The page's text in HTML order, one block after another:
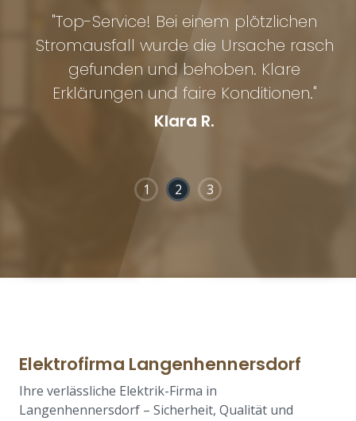
"Top-Service! Bei einem plötzlichen
Stromausfall wurde die Ursache rasch
gefunden und behoben. Klare
Erklärungen und faire Konditionen."
Klara R.
1 2 3
Elektrofirma Langenhennersdorf
Ihre verlässliche Elektrik-Firma in
Langenhennersdorf – Sicherheit, Qualität und